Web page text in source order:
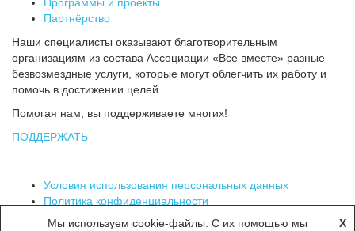
Партнёрство
Наши специалисты оказывают благотворительным
организациям из состава Ассоциации «Все вместе» разные
безвозмездные услуги, которые могут облегчить их работу и
помочь в достижении целей.
Помогая нам, вы поддерживаете многих!
ПОДДЕРЖАТЬ
Условия использования персональных данных
Политика конфиденциальности
Ассоциация «Все вместе». Все права защищены. © 2019
Мы используем cookie-файлы. С их помощью мы X